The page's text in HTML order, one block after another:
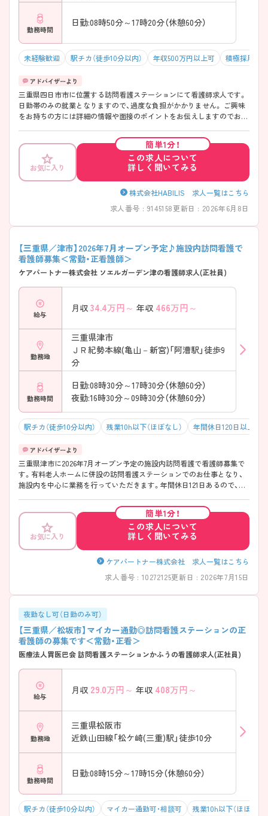
勤務時間
日勤:08時50分～17時20分（休憩60分）
未経験歓迎 駅チカ（徒歩10分以内） 年収500万円以上可 積極採用中
三重県四日市市に位置する訪問看護ステーションにて看護師求人です。
日勤帯のみの就業となりますので、過度な負担がかかりません。 ご興味
をお持ちの方には詳細の情報や面接のポイントをお伝えしますのでお気
お気に入り
簡単1分！
この求人について
詳しく聞いてみる
株式会社HABILIS 求人一覧はこちら
求人番号 : 9145158更新日 : 2026年6月8日
【三重県／津市】2026年7月オープン予定♪施設内訪問看護で
看護師募集＜常勤・正看護師＞
ケアパートナー株式会社 ソエルガーデン津の看護師求人(正社員)
給与
月収 34.4万円～ 年収 466万円～
勤務地
三重県津市
ＪＲ紀勢本線(亀山－新宮)「阿漕駅」徒歩9
分
勤務時間
日勤:08時30分～17時30分（休憩60分）
夜勤:16時30分～09時30分（休憩60分）
駅チカ（徒歩10分以内） 残業10h以下（ほぼなし） 年間休日120日以上
三重県津市に2026年7月オープン予定の施設内訪問看護で看護師募集で
す。有料老人ホームに併設の訪問看護ステーションでのお仕事となり、
施設内を中心に業務を行っていただきます。年間休日121日あるので、プ
のポイントお伝えしますのでご気軽にお問い合わせください。
お気に入り
簡単1分！
この求人について
詳しく聞いてみる
ケアパートナー株式会社 求人一覧はこちら
求人番号 : 10272125更新日 : 2026年7月15日
夜勤なし可（日勤のみ可）
【三重県／松坂市】マイカー通勤◎訪問看護ステーションの正
看護師の募集です＜常勤・正看＞
医療法人胃医巴会 訪問看護ステーションかふうの看護師求人(正社員)
給与
月収 29.0万円～ 年収 408万円～
勤務地
三重県松阪市
近鉄山田線「松ケ崎(三重)駅」徒歩10分
勤務時間
日勤:08時15分～17時15分（休憩60分）
駅チカ（徒歩10分以内） マイカー通勤可・相談可 残業10h以下（ほぼなし）